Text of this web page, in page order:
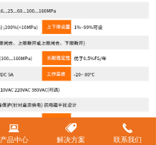
뀵
产品中心
뀄
解决方案
끅
联系我们